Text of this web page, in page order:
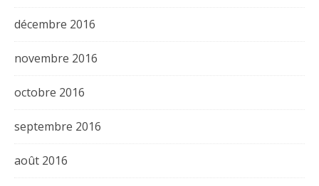
décembre 2016
novembre 2016
octobre 2016
septembre 2016
août 2016